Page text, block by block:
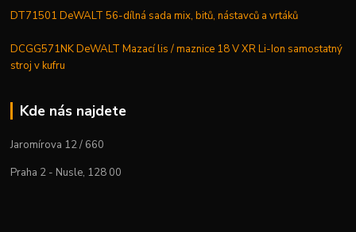
DT71501 DeWALT 56-dílná sada mix, bitů, nástavců a vrtáků
DCGG571NK DeWALT Mazací lis / maznice 18 V XR Li-Ion samostatný
stroj v kufru
Kde nás najdete
Jaromírova 12 / 660
Praha 2 - Nusle, 128 00